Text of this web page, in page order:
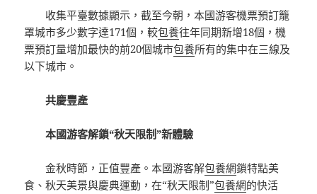
收集平臺數據顯示，截至今朝，本國游客機票預訂籠
罩城市多少數字達171個，較包養往年同期新增18個，機
票預訂量增加最快的前20個城市包養所有的集中在三線及
以下城市。
共慶豐產
本國游客解鎖“秋天限制”新體驗
金秋時節，正值豐產。本國游客解包養網鎖特點美
食、秋天美景與慶典運動，在“秋天限制”包養網的快活